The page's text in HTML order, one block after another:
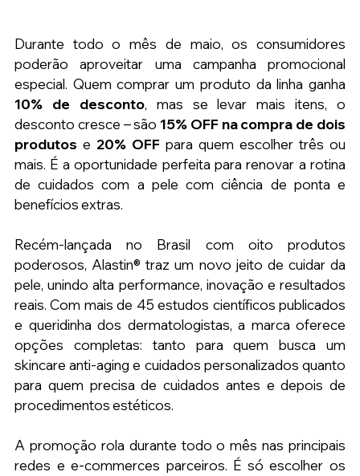
Durante todo o mês de maio, os consumidores
poderão aproveitar uma campanha promocional
10% de desconto, mas se levar mais itens, o
desconto cresce – são 15% OFF na compra de dois
produtos e 20% OFF para quem escolher três ou
mais. É a oportunidade perfeita para renovar a rotina
de cuidados com a pele com ciência de ponta e
benefícios extras.
Recém-lançada no Brasil com oito produtos
poderosos, Alastin® traz um novo jeito de cuidar da
pele, unindo alta performance, inovação e resultados
reais. Com mais de 45 estudos científicos publicados
e queridinha dos dermatologistas, a marca oferece
opções completas: tanto para quem busca um
skincare anti-aging e cuidados personalizados quanto
para quem precisa de cuidados antes e depois de
procedimentos estéticos.
A promoção rola durante todo o mês nas principais
redes e e-commerces parceiros. É só escolher os